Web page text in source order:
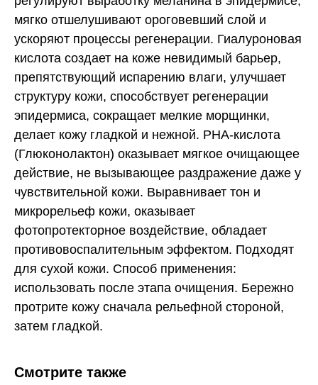
мягко отшелушивают ороговевший слой и
ускоряют процессы регенерации. Гиалуроновая
кислота создает на коже невидимый барьер,
препятствующий испарению влаги, улучшает
структуру кожи, способствует регенерации
эпидермиса, сокращает мелкие морщинки,
делает кожу гладкой и нежной. PHA-кислота
(Глюконолактон) оказывает мягкое очищающее
действие, не вызывающее раздражение даже у
чувствительной кожи. Выравнивает тон и
микрорельеф кожи, оказывает
фотопротекторное воздействие, обладает
противовоспалительным эффектом. Подходят
для сухой кожи. Способ применения:
использовать после этапа очищения. Бережно
протрите кожу сначала рельефной стороной,
затем гладкой.
Смотрите также